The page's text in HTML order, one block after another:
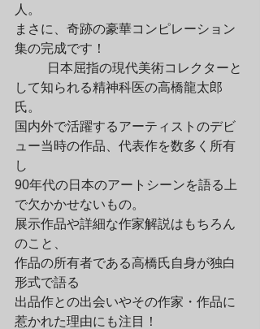
人。
まさに、奇跡の豪華コンピレーション
集の完成です！
して知られる精神科医の高橋龍太郎
氏。
国内外で活躍するアーティストのデビ
ュー当時の作品、代表作を数多く所有
し
90年代の日本のアートシーンを語る上
で欠かかせないもの。
展示作品や詳細な作家解説はもちろん
のこと、
作品の所有者である高橋氏自身が独白
形式で語る
出品作との出会いやその作家・作品に
惹かれた理由にも注目！